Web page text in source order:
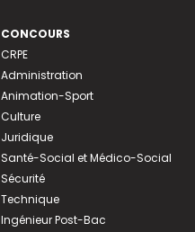
CONCOURS
CRPE
Administration
Animation-Sport
Culture
Juridique
Santé-Social et Médico-Social
Sécurité
Technique
Ingénieur Post-Bac